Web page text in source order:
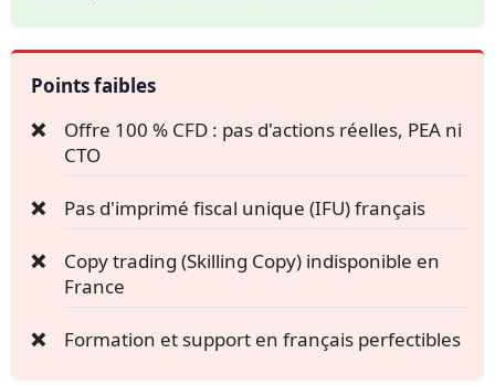
Points faibles
Offre 100 % CFD : pas d'actions réelles, PEA ni
CTO
Pas d'imprimé fiscal unique (IFU) français
Copy trading (Skilling Copy) indisponible en
France
Formation et support en français perfectibles